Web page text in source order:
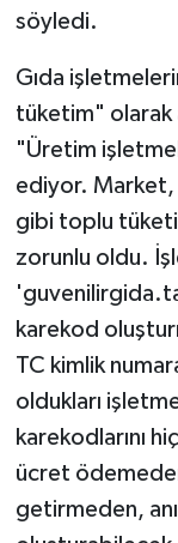
söyledi.
Gıda
tüketim" olarak
"Üretim
ediyor. Market,
gibi toplu
zorunlu oldu.
karekod
TC kimlik
oldukları
karekodlarını
ücret
getirmeden,